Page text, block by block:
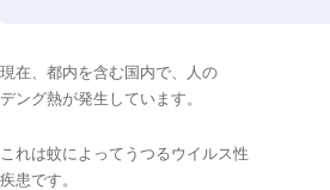
現在、都内を含む国内で、人の
デング熱が発生しています。
これは蚊によってうつるウイルス性
疾患です。